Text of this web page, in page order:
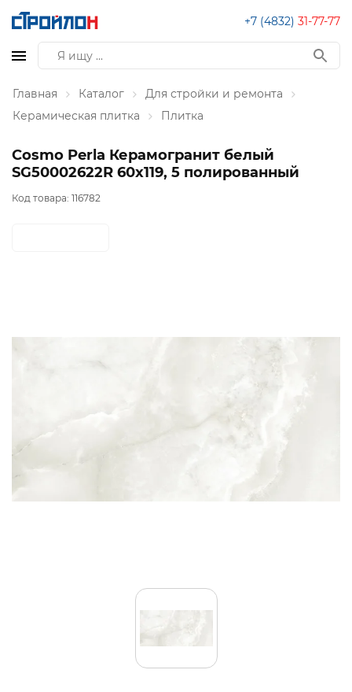
+7 (4832) 31-77-77
Главная Каталог
Для стройки и ремонта
Керамическая плитка
Плитка
Cosmo Perla Керамогранит белый
SG50002622R 60х119, 5 полированный
Код товара: 116782